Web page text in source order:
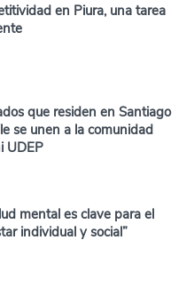
en Piura, una tarea
que residen en Santiago
se unen a la comunidad
UDEP
mental es clave para el
individual y social”